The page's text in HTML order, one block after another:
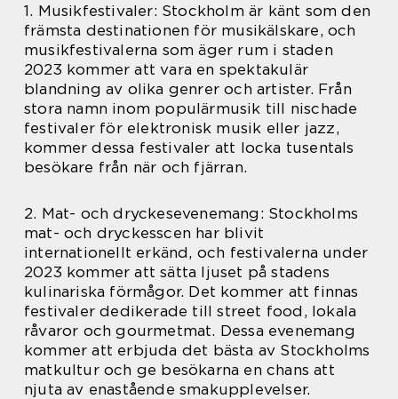
1. Musikfestivaler: Stockholm är känt som den
främsta destinationen för musikälskare, och
musikfestivalerna som äger rum i staden
2023 kommer att vara en spektakulär
blandning av olika genrer och artister. Från
stora namn inom populärmusik till nischade
festivaler för elektronisk musik eller jazz,
kommer dessa festivaler att locka tusentals
besökare från när och fjärran.
2. Mat- och dryckesevenemang: Stockholms
mat- och dryckesscen har blivit
internationellt erkänd, och festivalerna under
2023 kommer att sätta ljuset på stadens
kulinariska förmågor. Det kommer att finnas
festivaler dedikerade till street food, lokala
råvaror och gourmetmat. Dessa evenemang
kommer att erbjuda det bästa av Stockholms
matkultur och ge besökarna en chans att
njuta av enastående smakupplevelser.